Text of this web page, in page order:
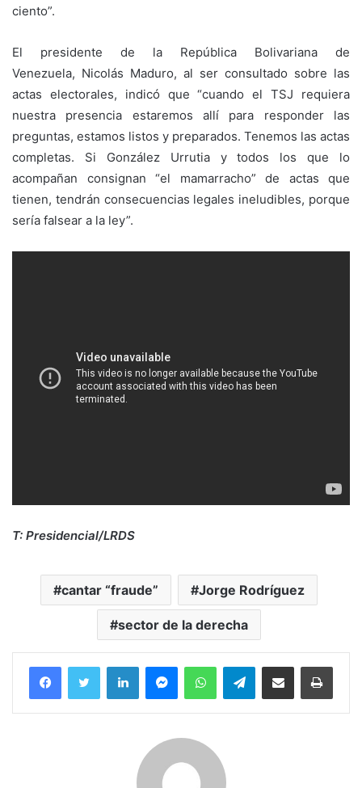
ciento”.
El presidente de la República Bolivariana de
Venezuela, Nicolás Maduro, al ser consultado sobre las
actas electorales, indicó que “cuando el TSJ requiera
nuestra presencia estaremos allí para responder las
preguntas, estamos listos y preparados. Tenemos las actas
completas. Si González Urrutia y todos los que lo
acompañan consignan “el mamarracho” de actas que
tienen, tendrán consecuencias legales ineludibles, porque
sería falsear a la ley”.
T: Presidencial/LRDS
cantar “fraude” Jorge Rodríguez
sector de la derecha
FacebookTwitter LinkedInMessengerWhatsAppTelegramCompartir por correo electrónico